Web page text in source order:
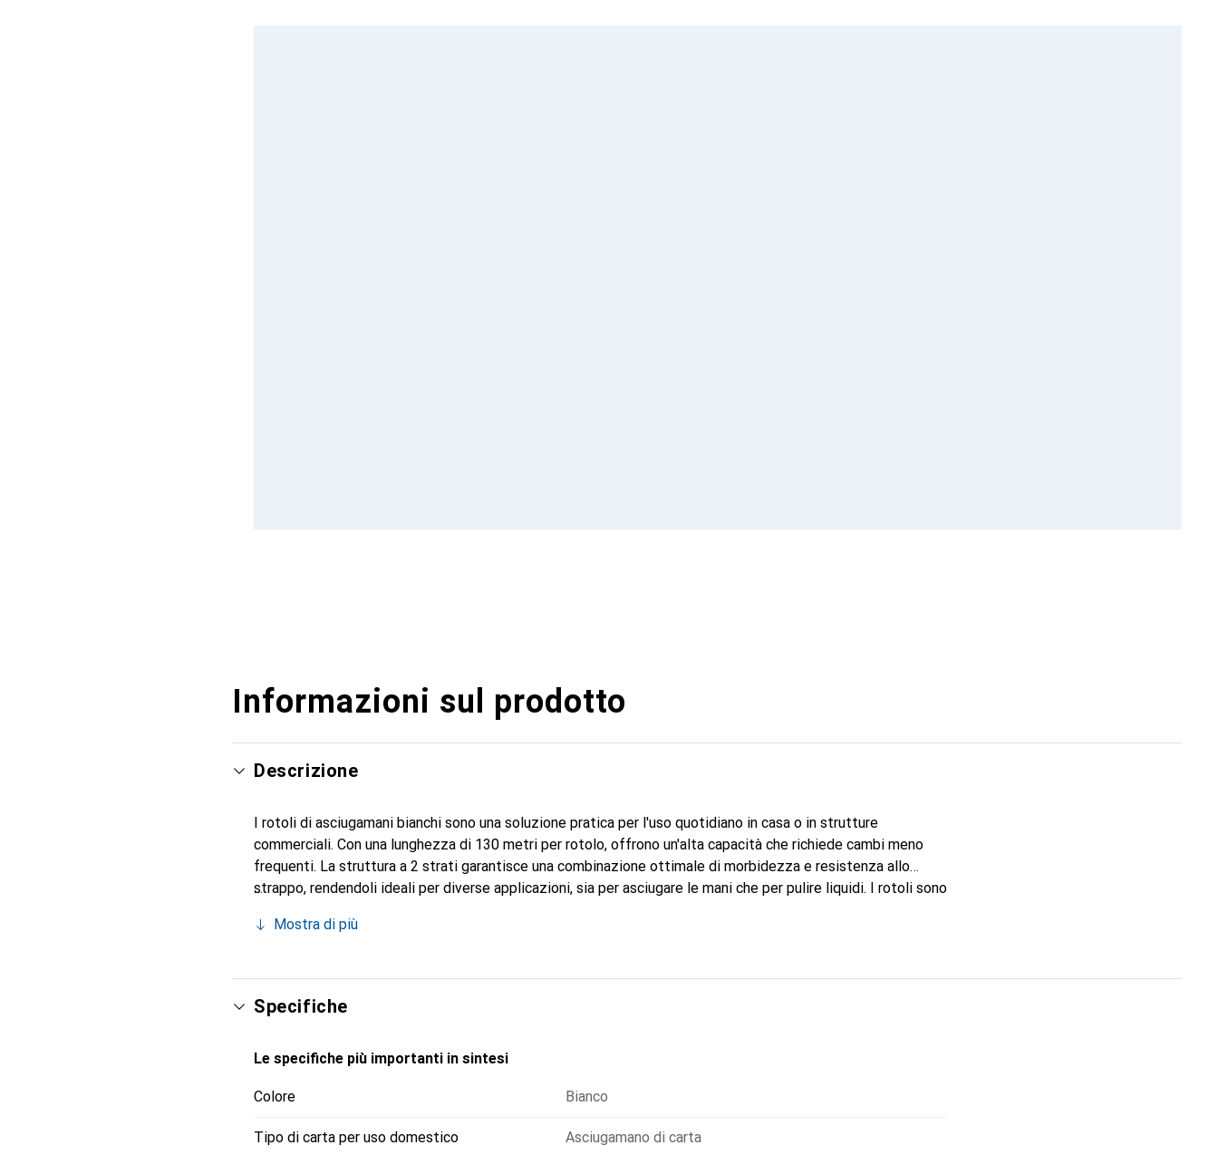
Informazioni sul prodotto
Descrizione
I rotoli di asciugamani bianchi sono una soluzione pratica per l'uso quotidiano in casa o in strutture
commerciali. Con una lunghezza di 130 metri per rotolo, offrono un'alta capacità che richiede cambi meno
frequenti. La struttura a 2 strati garantisce una combinazione ottimale di morbidezza e resistenza allo
strappo, rendendoli ideali per diverse applicazioni, sia per asciugare le mani che per pulire liquidi. I rotoli sono
brillante conferisce ai rotoli un aspetto gradevole e assicura un utilizzo igienico. Imballati in un pratico
Mostra di più
Specifiche
Le specifiche più importanti in sintesi
Colore Bianco
Tipo di carta per uso domestico Asciugamano di carta